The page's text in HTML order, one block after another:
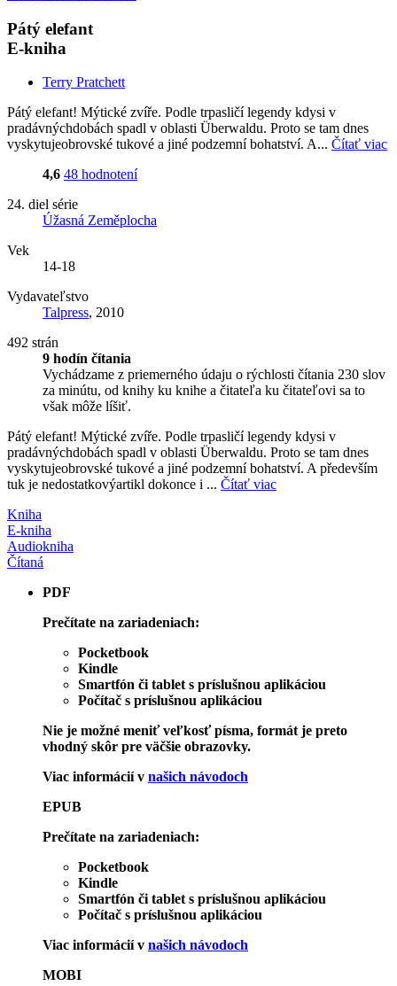
Pátý elefant
E-kniha
Terry Pratchett
Pátý elefant! Mýtické zvíře. Podle trpasličí legendy kdysi v
pradávnýchdobách spadl v oblasti Überwaldu. Proto se tam dnes
vyskytujeobrovské tukové a jiné podzemní bohatství. A... Čítať viac
4,6 48 hodnotení
24. diel série
Úžasná Zeměplocha
Vek
14-18
Vydavateľstvo
Talpress, 2010
492 strán
9 hodín čítania
Vychádzame z priemerného údaju o rýchlosti čítania 230 slov
za minútu, od knihy ku knihe a čitateľa ku čitateľovi sa to
však môže líšiť.
Pátý elefant! Mýtické zvíře. Podle trpasličí legendy kdysi v
pradávnýchdobách spadl v oblasti Überwaldu. Proto se tam dnes
vyskytujeobrovské tukové a jiné podzemní bohatství. A především
tuk je nedostatkovýartikl dokonce i ... Čítať viac
Kniha
E-kniha
Audiokniha
Čítaná
PDF
Prečítate na zariadeniach:
Pocketbook
Kindle
Smartfón či tablet s príslušnou aplikáciou
Počítač s príslušnou aplikáciou
Nie je možné meniť veľkosť písma, formát je preto
vhodný skôr pre väčšie obrazovky.
Viac informácií v našich návodoch
EPUB
Prečítate na zariadeniach:
Pocketbook
Kindle
Smartfón či tablet s príslušnou aplikáciou
Počítač s príslušnou aplikáciou
Viac informácií v našich návodoch
MOBI